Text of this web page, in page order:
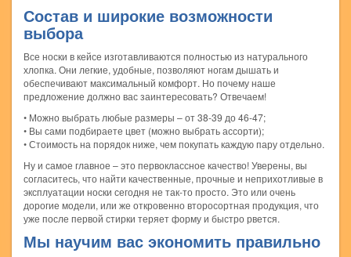
Состав и широкие возможности
выбора
Все носки в кейсе изготавливаются полностью из натурального
хлопка. Они легкие, удобные, позволяют ногам дышать и
обеспечивают максимальный комфорт. Но почему наше
предложение должно вас заинтересовать? Отвечаем!
• Можно выбрать любые размеры – от 38-39 до 46-47;
• Вы сами подбираете цвет (можно выбрать ассорти);
• Стоимость на порядок ниже, чем покупать каждую пару отдельно.
Ну и самое главное – это первоклассное качество! Уверены, вы
согласитесь, что найти качественные, прочные и неприхотливые в
эксплуатации носки сегодня не так-то просто. Это или очень
дорогие модели, или же откровенно второсортная продукция, что
уже после первой стирки теряет форму и быстро рвется.
Мы научим вас экономить правильно